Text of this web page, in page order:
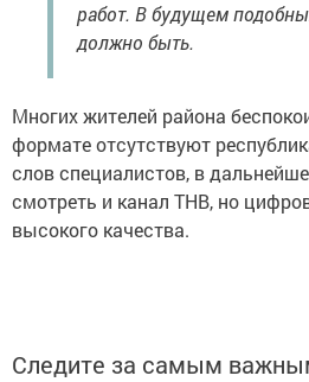
работ. В будущем
должно быть.
Многих жителей района
формате отсутствуют
слов специалистов, в
смотреть и канал ТНВ, но
высокого качества.
Следите за самым